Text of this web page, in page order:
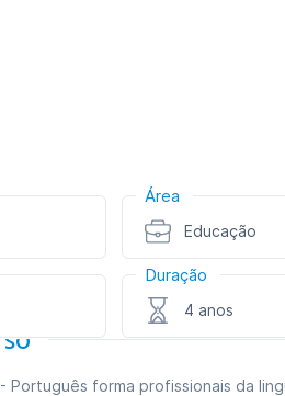
Área
Educação
Duração
4 anos
Português forma profissionais da